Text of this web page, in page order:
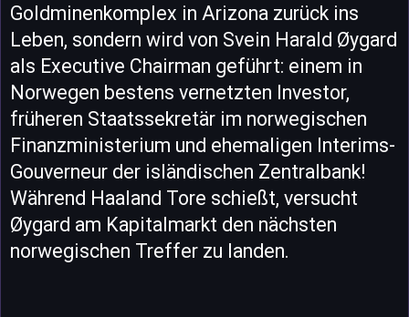
Goldminenkomplex in Arizona zurück ins
Leben, sondern wird von Svein Harald Øygard
als Executive Chairman geführt: einem in
Norwegen bestens vernetzten Investor,
früheren Staatssekretär im norwegischen
Finanzministerium und ehemaligen Interims-
Gouverneur der isländischen Zentralbank!
Während Haaland Tore schießt, versucht
Øygard am Kapitalmarkt den nächsten
norwegischen Treffer zu landen.